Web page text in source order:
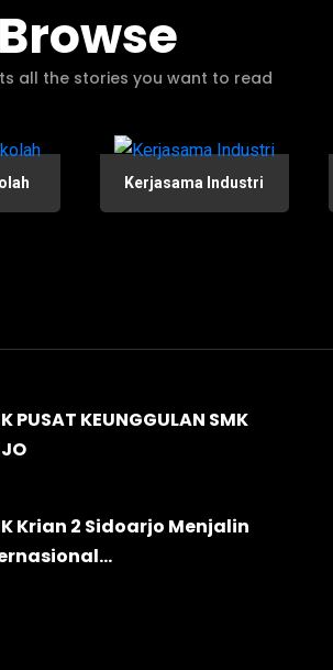
Browse
all the stories you want to read
Kerjasama Industri
PUSAT KEUNGGULAN SMK
Krian 2 Sidoarjo Menjalin